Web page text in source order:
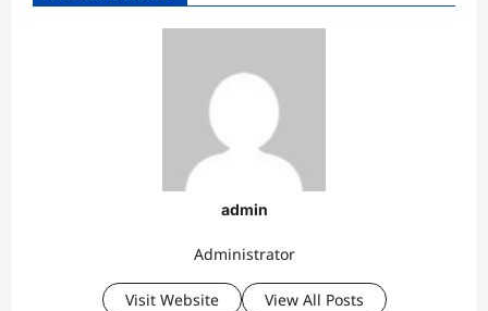
admin
Administrator
Visit Website View All Posts